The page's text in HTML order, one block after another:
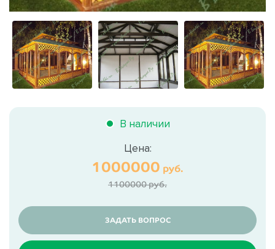
В наличии
Цена:
1000000 руб.
1100000 руб.
ЗАДАТЬ ВОПРОС